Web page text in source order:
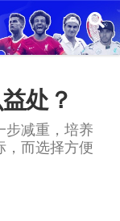
处？
步减重，培养
，而选择方便